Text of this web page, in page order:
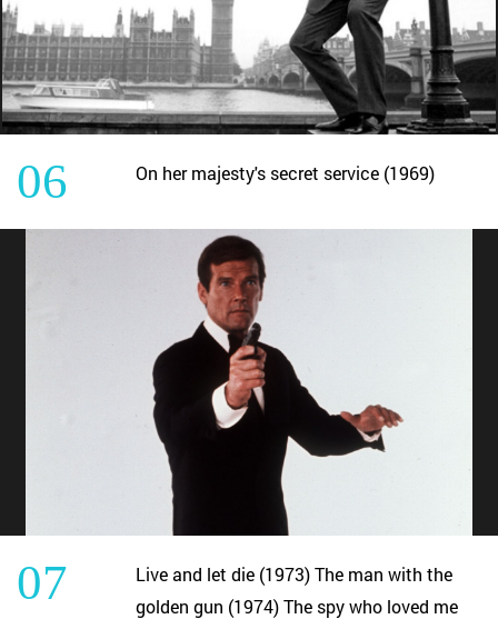
06 On her majesty's secret service (1969)
07
Live and let die (1973) The man with the
golden gun (1974) The spy who loved me